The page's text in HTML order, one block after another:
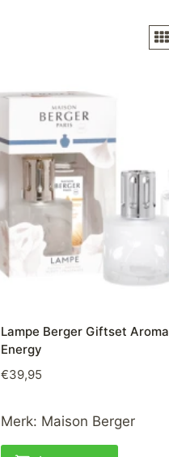
Lampe Berger Giftset Aroma
Energy
€39,95
Merk: Maison Berger